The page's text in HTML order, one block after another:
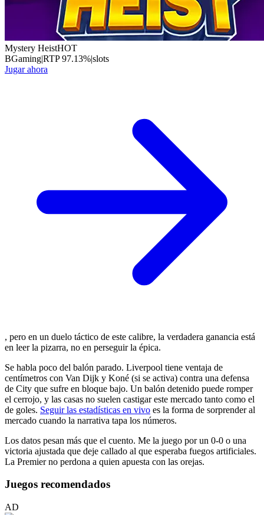
Mystery HeistHOT
BGaming|RTP97.13%|slots
Jugar ahora
, pero en un duelo táctico de este calibre, la verdadera ganancia está
en leer la pizarra, no en perseguir la épica.
Se habla poco del balón parado. Liverpool tiene ventaja de
centímetros con Van Dijk y Koné (si se activa) contra una defensa
de City que sufre en bloque bajo. Un balón detenido puede romper
el cerrojo, y las casas no suelen castigar este mercado tanto como el
de goles. Seguir las estadísticas en vivo es la forma de sorprender al
mercado cuando la narrativa tapa los números.
Los datos pesan más que el cuento. Me la juego por un 0-0 o una
victoria ajustada que deje callado al que esperaba fuegos artificiales.
La Premier no perdona a quien apuesta con las orejas.
Juegos recomendados
AD